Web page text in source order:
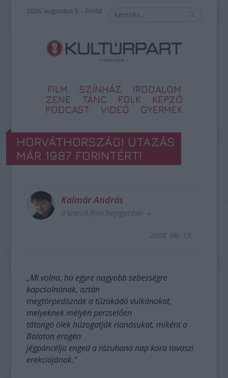
2026. augusztus 9. – Emőd
FILM SZÍNHÁZ
IRODALOM
ZENE
TÁNC FOLK
KÉPZŐ
PODCAST
VIDEÓ GYERMEK
HORVÁTHORSZÁGI UTAZÁS
MÁR 1987 FORINTÉRT!
Kalmár András
a szerző friss bejegyzései
2008. 06. 13.
„Mi volna, ha egyre nagyobb sebességre
kapcsolnának, aztán
megtórpedóznák a tűzokádó vulkánokat,
melyeknek mélyén perzselően
tátongó ölek húzogatják rianásukat, miként a
Balaton erogén
jégpáncélja enged a rázuhanó nap kora tavaszi
erekciójának."